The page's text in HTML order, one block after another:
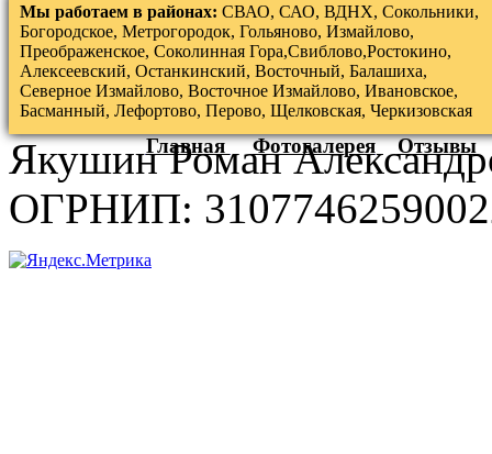
Мы работаем в районах: СВАО, САО, ВДНХ, Сокольники,
Богородское, Метрогородок, Гольяново, Измайлово,
Преображенское, Соколинная Гора,Свиблово,Ростокино,
Алексеевский, Останкинский, Восточный, Балашиха,
Северное Измайлово, Восточное Измайлово, Ивановское,
Басманный, Лефортово, Перово, Щелковская, Черкизовская
Главная Фотогалерея Отзывы
Якушин Роман
ОГРНИП: